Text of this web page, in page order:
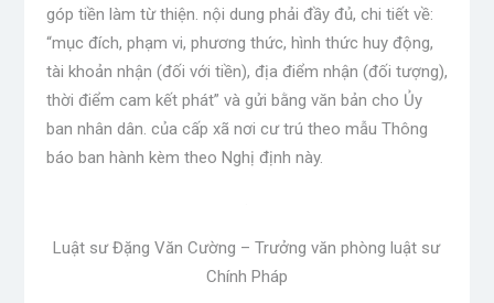
góp tiền làm từ thiện. nội dung phải đầy đủ, chi tiết về:
“mục đích, phạm vi, phương thức, hình thức huy động,
tài khoản nhận (đối với tiền), địa điểm nhận (đối tượng),
thời điểm cam kết phát” và gửi bằng văn bản cho Ủy
ban nhân dân. của cấp xã nơi cư trú theo mẫu Thông
báo ban hành kèm theo Nghị định này.
Luật sư Đặng Văn Cường – Trưởng văn phòng luật sư
Chính Pháp